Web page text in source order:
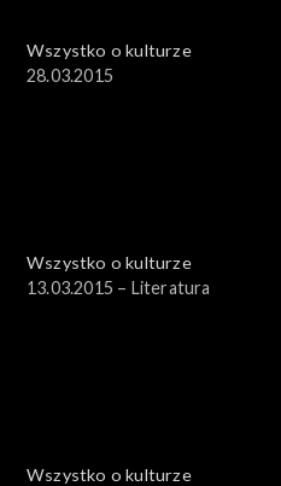
Wszystko o kulturze
28.03.2015
Wszystko o kulturze
13.03.2015 – Literatura
Wszystko o kulturze